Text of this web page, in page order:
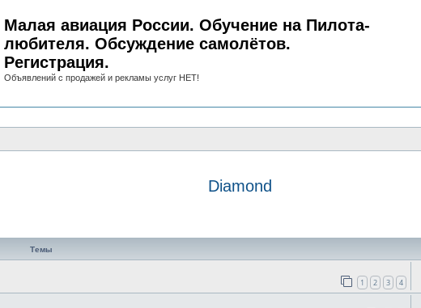
Малая авиация России. Обучение на Пилота-
любителя. Обсуждение самолётов.
Регистрация.
Объявлений с продажей и рекламы услуг НЕТ!
Diamond
Темы
1 2 3 4